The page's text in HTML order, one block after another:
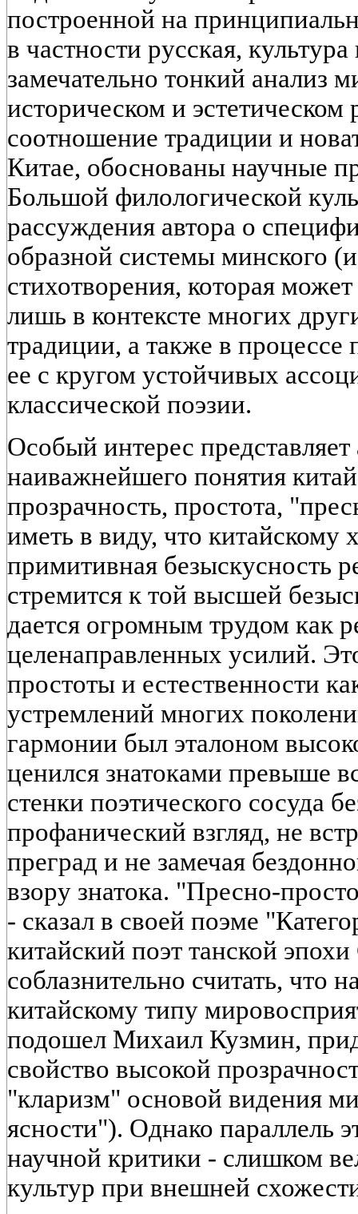
построенной на
в частности русская,
замечательно тонкий анализ
историческом и эстетическом
соотношение традиции и
Китае, обоснованы научные
Большой филологической
рассуждения автора о
образной системы минского
стихотворения, которая
лишь в контексте многих
традиции, а также в процессе
ее с кругом устойчивых
классической поэзии.
Особый интерес представляет
наиважнейшего понятия
прозрачность, простота,
иметь в виду, что китайскому
примитивная безыскусность
стремится к той высшей
дается огромным трудом как
целенаправленных усилий.
простоты и естественности
устремлений многих
гармонии был эталоном
ценился знатоками превыше
стенки поэтического сосуда
профанический взгляд, не
преград и не замечая
взору знатока. "Пресно-
- сказал в своей поэме
китайский поэт танской
соблазнительно считать, что
китайскому типу
подошел Михаил Кузмин,
свойство высокой
"кларизм" основой видения
ясности"). Однако параллель
научной критики - слишком
культур при внешней